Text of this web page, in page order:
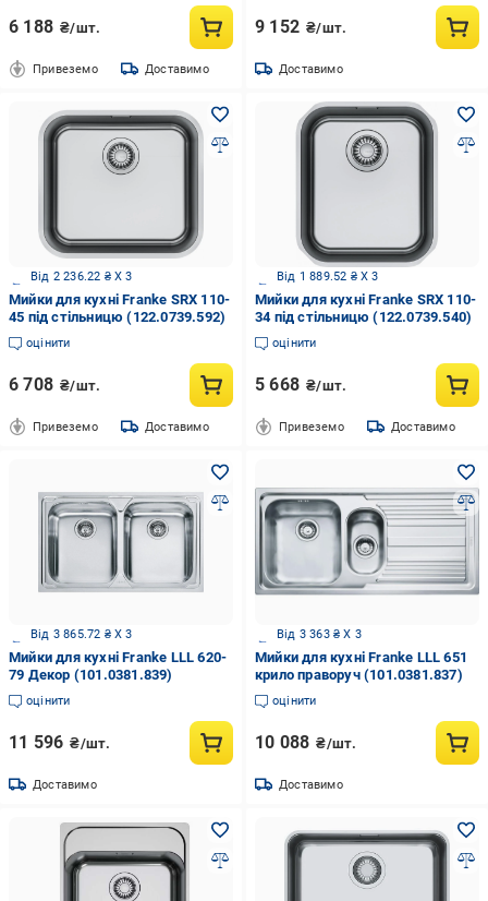
6 188 ₴/шт.
Привеземо Доставимо
9 152 ₴/шт.
Доставимо
Від 2 236.22 ₴ X 3
Мийки для кухні Franke SRX 110-
45 під стільницю (122.0739.592)
оцінити
6 708 ₴/шт.
Привеземо Доставимо
Від 1 889.52 ₴ X 3
Мийки для кухні Franke SRX 110-
34 під стільницю (122.0739.540)
оцінити
5 668 ₴/шт.
Привеземо Доставимо
Від 3 865.72 ₴ X 3
Мийки для кухні Franke LLL 620-
79 Декор (101.0381.839)
оцінити
11 596 ₴/шт.
Доставимо
Від 3 363 ₴ X 3
Мийки для кухні Franke LLL 651
крило праворуч (101.0381.837)
оцінити
10 088 ₴/шт.
Доставимо